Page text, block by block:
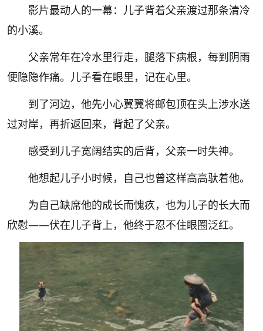
影片最动人的一幕：儿子背着父亲渡过那条清冷
的小溪。
父亲常年在冷水里行走，腿落下病根，每到阴雨
便隐隐作痛。儿子看在眼里，记在心里。
到了河边，他先小心翼翼将邮包顶在头上涉水送
过对岸，再折返回来，背起了父亲。
感受到儿子宽阔结实的后背，父亲一时失神。
他想起儿子小时候，自己也曾这样高高驮着他。
为自己缺席他的成长而愧疚，也为儿子的长大而
欣慰——伏在儿子背上，他终于忍不住眼圈泛红。